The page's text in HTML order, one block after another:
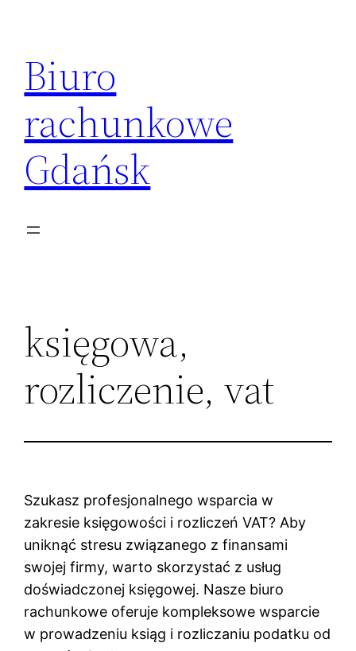
treści
Biuro
rachunkowe
Gdańsk
księgowa,
rozliczenie, vat
Szukasz profesjonalnego wsparcia w
zakresie księgowości i rozliczeń VAT? Aby
uniknąć stresu związanego z finansami
swojej firmy, warto skorzystać z usług
doświadczonej księgowej. Nasze biuro
rachunkowe oferuje kompleksowe wsparcie
w prowadzeniu ksiąg i rozliczaniu podatku od